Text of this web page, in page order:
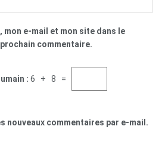
mon e-mail et mon site dans le
commentaire.
: 6 + 8 =
nouveaux commentaires par e-mail.